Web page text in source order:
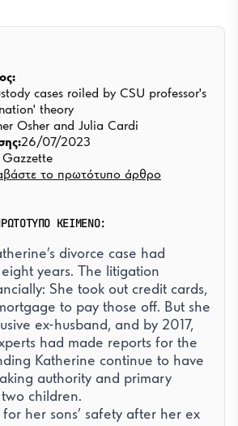
cases roiled by CSU professor's
theory
Osher and Julia Cardi
26/07/2023
Gazzette
το πρωτότυπο άρθρο
ΚΕΙΜΕΝΟ:
divorce case had
years. The litigation
She took out credit cards,
to pay those off. But she
ex-husband, and by 2017,
had made reports for the
Katherine continue to have
authority and primary
children.
her sons’ safety after her ex